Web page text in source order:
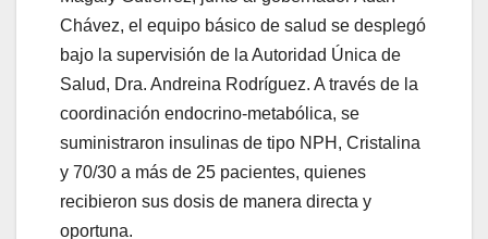
Chávez, el equipo básico de salud se desplegó
bajo la supervisión de la Autoridad Única de
Salud, Dra. Andreina Rodríguez. A través de la
coordinación endocrino-metabólica, se
suministraron insulinas de tipo NPH, Cristalina
y 70/30 a más de 25 pacientes, quienes
recibieron sus dosis de manera directa y
oportuna.